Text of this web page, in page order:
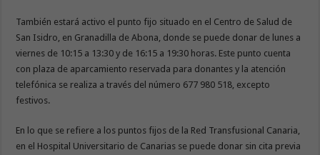
También estará activo el punto fijo situado en el Centro de Salud de
San Isidro, en Granadilla de Abona, donde se puede donar de lunes a
viernes de 10:15 a 13:30 y de 16:15 a 19:30 horas. Este punto cuenta
con plaza de aparcamiento reservada para donantes y la atención
telefónica se realiza a través del número 677 980 518, excepto
festivos.
En lo que se refiere a los puntos fijos de la Red Transfusional Canaria,
en el Hospital Universitario de Canarias se puede donar sin cita previa